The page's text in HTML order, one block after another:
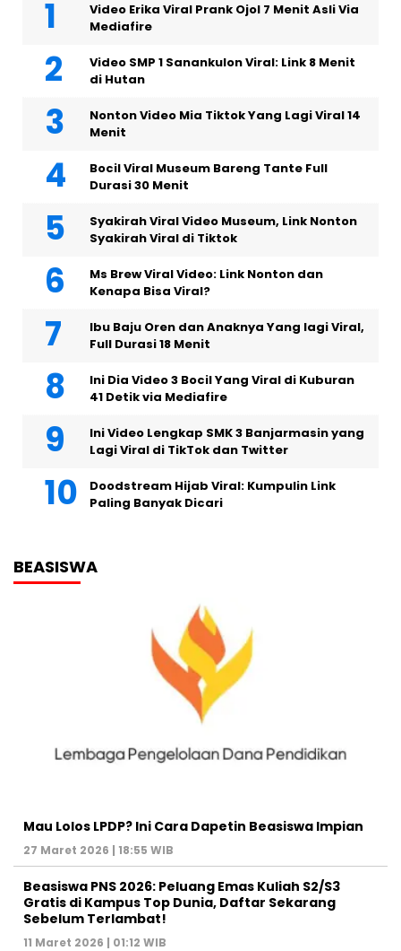
Video Erika Viral Prank Ojol 7 Menit Asli Via
Mediafire
Video SMP 1 Sanankulon Viral: Link 8 Menit
di Hutan
Nonton Video Mia Tiktok Yang Lagi Viral 14
Menit
Bocil Viral Museum Bareng Tante Full
Durasi 30 Menit
Syakirah Viral Video Museum, Link Nonton
Syakirah Viral di Tiktok
Ms Brew Viral Video: Link Nonton dan
Kenapa Bisa Viral?
Ibu Baju Oren dan Anaknya Yang lagi Viral,
Full Durasi 18 Menit
Ini Dia Video 3 Bocil Yang Viral di Kuburan
41 Detik via Mediafire
Ini Video Lengkap SMK 3 Banjarmasin yang
Lagi Viral di TikTok dan Twitter
Doodstream Hijab Viral: Kumpulin Link
Paling Banyak Dicari
BEASISWA
Mau Lolos LPDP? Ini Cara Dapetin Beasiswa Impian
27 Maret 2026 | 18:55 WIB
Beasiswa PNS 2026: Peluang Emas Kuliah S2/S3
Gratis di Kampus Top Dunia, Daftar Sekarang
Sebelum Terlambat!
11 Maret 2026 | 01:12 WIB